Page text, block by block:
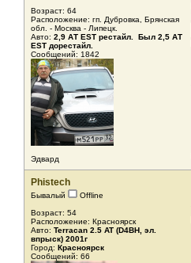
Возраст: 64
Расположение: гп. Дубровка, Брянская
обл. - Москва - Липецк.
Авто: 2,9 АТ EST рестайл. Был 2,5 АТ
ЕST дорестайл.
Сообщений: 1842
Эдвард
Phistech
Бывалый
Offline
Возраст: 54
Расположение: Красноярск
Авто: Terracan 2.5 AT (D4BH, эл.
впрыск) 2001г
Город: Красноярск
Сообщений: 66